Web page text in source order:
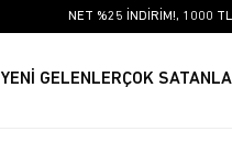
NET %25 İNDİRİM!, 1000 TL
YENİ GELENLERÇOK